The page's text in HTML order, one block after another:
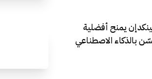
يمنح أفضلية
بالذكاء الاصطناعي